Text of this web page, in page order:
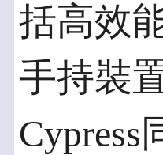
括高效
手持裝